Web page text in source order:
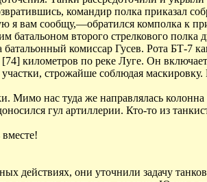
командир полка приказал
я вам сообщу,—обратился комполка к
батальоном второго стрелкового
комиссар Гусев. Рота БТ-7
километров по реке Луге. Он
строжайше соблюдая маскировку.
Мимо нас туда же направлялась
гул артиллерии. Кто-то из
действиях, они уточнили задачу